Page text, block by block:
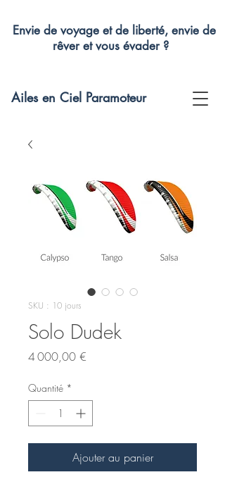
Ailes en Ciel Paramoteur
Envie de voyage et de liberté, envie de
rêver et vous évader ?
SKU : 10 jours
Solo Dudek
4 000,00 €
Quantité *
Ajouter au panier